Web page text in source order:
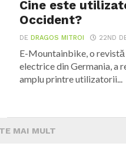
Cine este
Occident?
DE DRAGOS MITROI 22ND
E-Mountainbike, o
electrice din Germania, a
amplu printre utilizatorii...
MAI MULT